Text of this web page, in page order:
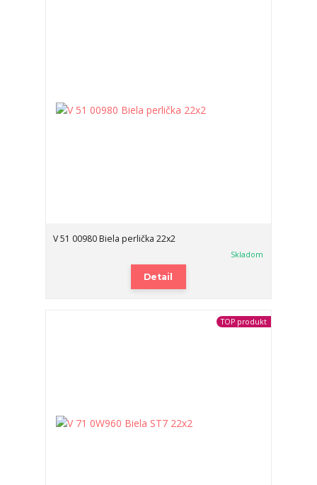
V 51 00980 Biela perlička 22x2
Skladom
Detail
TOP produkt